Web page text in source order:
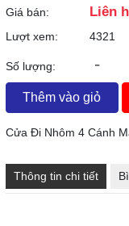
Giá bán:
Liên
Lượt xem: 4321
Số lượng: -
Thêm vào giỏ
Cửa Đi Nhôm 4 Cánh
Thông tin chi tiết